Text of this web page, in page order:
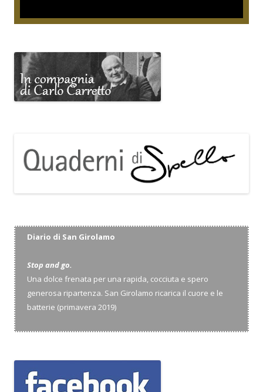
t
c
o
l
o
Diario di San Girolamo
Stop and go.
Una dolce frenata per una rapida, cocciuta e spero
generosa ripartenza. San Girolamo ricarica il cuore e le
batterie (primavera 2019)